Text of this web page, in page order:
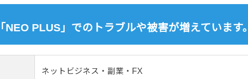
「NEO PLUS」でのトラブルや被害が増えています。
ネットビジネス・副業・FX